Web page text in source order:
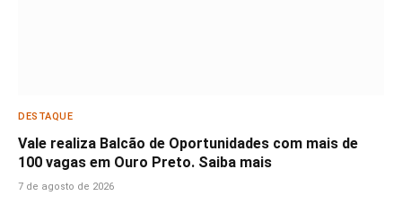
DESTAQUE
Vale realiza Balcão de Oportunidades com mais de
100 vagas em Ouro Preto. Saiba mais
7 de agosto de 2026